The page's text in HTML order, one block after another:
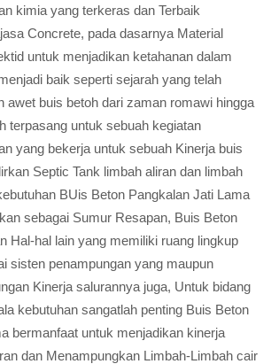
kimia yang terkeras dan Terbaik
Concrete, pada dasarnya Material
untuk menjadikan ketahanan dalam
baik seperti sejarah yang telah
awet buis betoh dari zaman romawi hingga
terpasang untuk sebuah kegiatan
yang bekerja untuk sebuah Kinerja buis
Septic Tank limbah aliran dan limbah
BUis Beton Pangkalan Jati Lama
sebagai Sumur Resapan, Buis Beton
Hal-hal lain yang memiliki ruang lingkup
sisten penampungan yang maupun
Kinerja salurannya juga, Untuk bidang
kebutuhan sangatlah penting Buis Beton
bermanfaat untuk menjadikan kinerja
dan Menampungkan Limbah-Limbah cair